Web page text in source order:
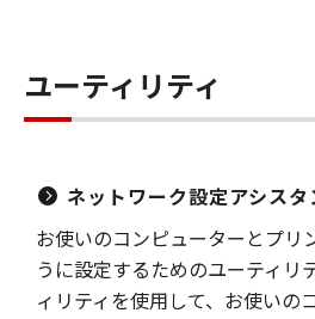
ユーティリティ
ネットワーク設定アシス
お使いのコンピューターとプリ
うに設定するためのユーティリ
ィリティを使用して、お使いの